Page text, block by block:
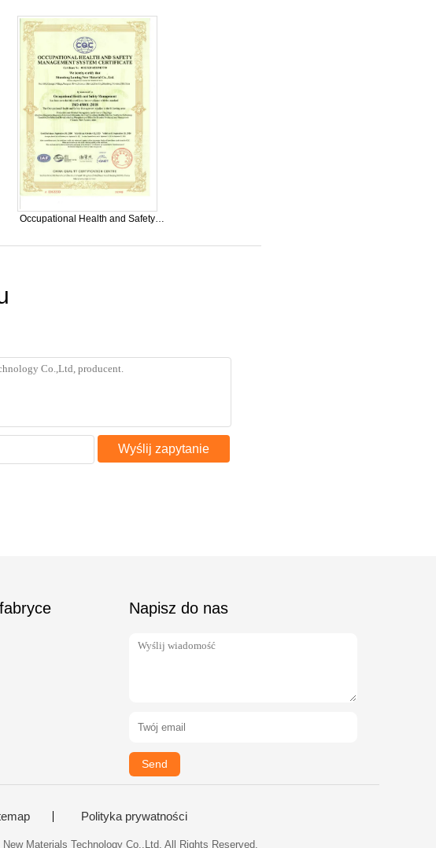
Occupational Health and Safety
Wyślij zapytanie
Napisz do nas
Send
Polityka prywatności
Materials Technology Co.,Ltd. All Rights Reserved.